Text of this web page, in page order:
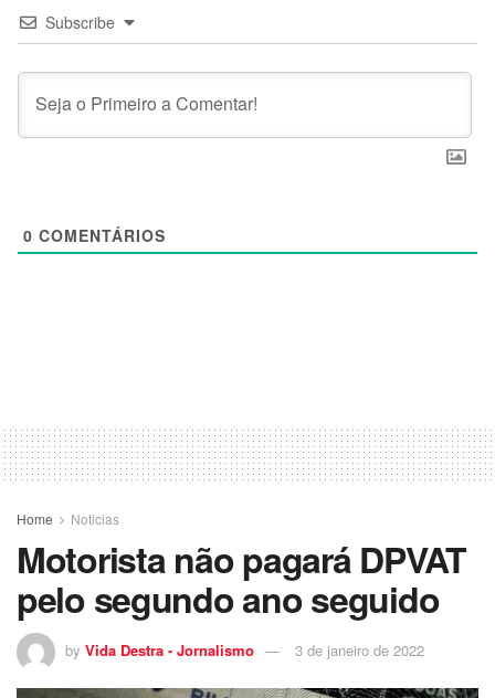
Subscribe
0 COMENTÁRIOS
Home Noticias
Motorista não pagará DPVAT
pelo segundo ano seguido
by Vida Destra - Jornalismo 3 de janeiro de 2022